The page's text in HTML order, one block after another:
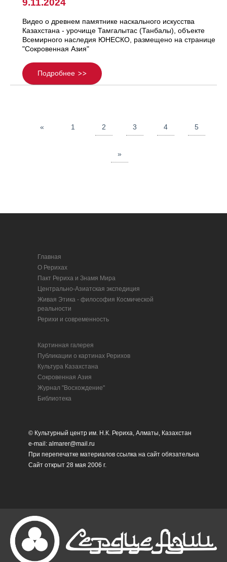
9.11.2024
Видео о древнем памятнике наскального искусства
Казахстана - урочище Тамгалытас (Танбалы), объекте
Всемирного наследия ЮНЕСКО, размещено на странице
"Сокровенная Азия"
Подробнее
« 1 2 3 4 5
»
Главная
О Рерихах
Пакт Рериха и Знамя Мира
Центрально-Азиатская экспедиция
Живая Этика - философия Космической
реальности
Рерихи и современность
Картинная галерея
Публикации о картинах Рерихов
Культура Казахстана
Сокровенная Азия
Журнал "Восхождение"
Библиотека
© Культурный центр им. Н.К. Рериха, Алматы, Казахстан
e-mail: almarer@mail.ru
При перепечатке материалов ссылка на сайт обязательна
Сайт открыт 28 мая 2006 г.